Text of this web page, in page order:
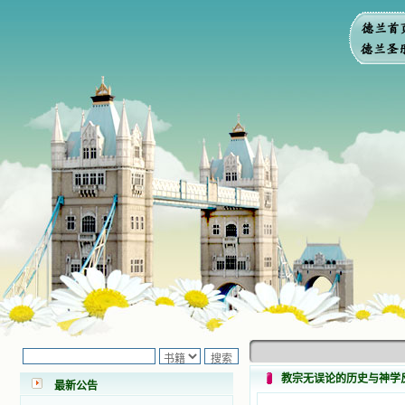
最新公告
小德兰爱心书屋最新公告 有一天，我
梦中，我看到一本打开的用石头做的
书，我用舌头去舔它，觉得有一种甜
味，我就更用力去舔，最后从这本书
教宗无误论的历史与神学